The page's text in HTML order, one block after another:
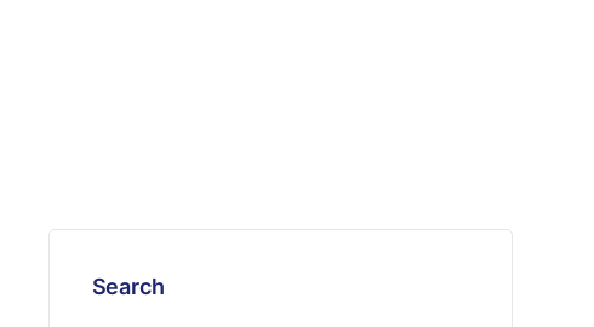
Search